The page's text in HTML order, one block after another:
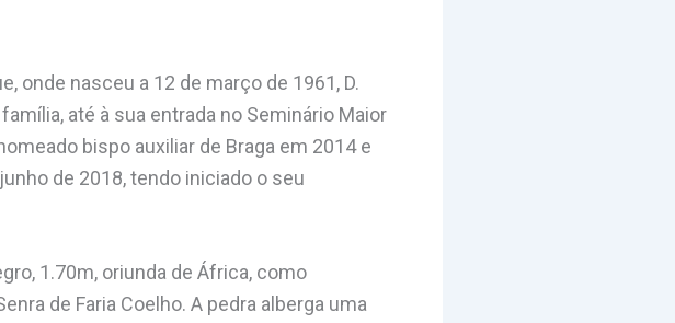
onde nasceu a 12 de março de 1961, D.
até à sua entrada no Seminário Maior
bispo auxiliar de Braga em 2014 e
de 2018, tendo iniciado o seu
1.70m, oriunda de África, como
de Faria Coelho. A pedra alberga uma